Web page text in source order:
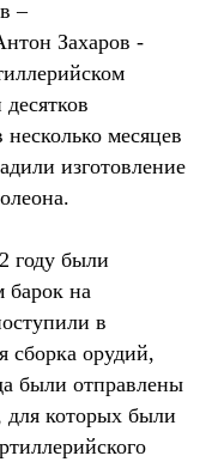
–
Захаров -
месяцев
изготовление
году были
барок на
в
сборка орудий,
были отправлены
которых были